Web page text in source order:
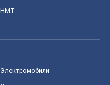
НМТ
Электромобили